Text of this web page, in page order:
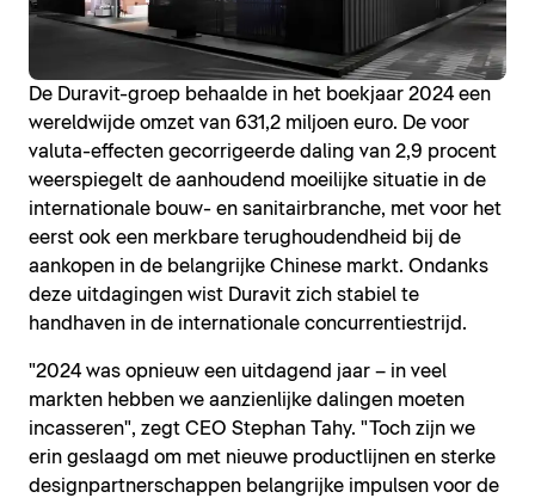
De Duravit-groep behaalde in het boekjaar 2024 een
wereldwijde omzet van 631,2 miljoen euro. De voor
valuta-effecten gecorrigeerde daling van 2,9 procent
weerspiegelt de aanhoudend moeilijke situatie in de
internationale bouw- en sanitairbranche, met voor het
eerst ook een merkbare terughoudendheid bij de
aankopen in de belangrijke Chinese markt. Ondanks
deze uitdagingen wist Duravit zich stabiel te
handhaven in de internationale concurrentiestrijd.
"2024 was opnieuw een uitdagend jaar – in veel
markten hebben we aanzienlijke dalingen moeten
incasseren", zegt CEO Stephan Tahy. "Toch zijn we
erin geslaagd om met nieuwe productlijnen en sterke
designpartnerschappen belangrijke impulsen voor de